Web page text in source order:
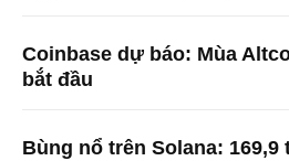
Coinbase dự báo: Mùa
bắt đầu
Bùng nổ trên Solana: 169,9